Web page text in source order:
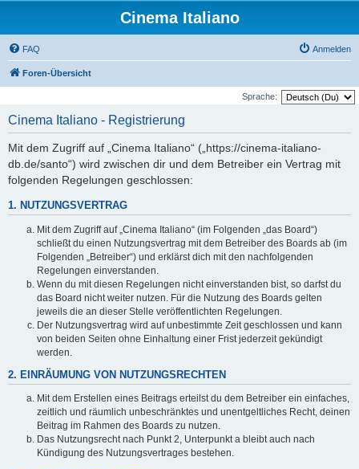
Cinema Italiano
FAQ Anmelden
Foren-Übersicht
Sprache:
Cinema Italiano - Registrierung
Mit dem Zugriff auf „Cinema Italiano“ („https://cinema-italiano-
db.de/santo“) wird zwischen dir und dem Betreiber ein Vertrag mit
folgenden Regelungen geschlossen:
1. NUTZUNGSVERTRAG
Mit dem Zugriff auf „Cinema Italiano“ (im Folgenden „das Board“)
schließt du einen Nutzungsvertrag mit dem Betreiber des Boards ab (im
Folgenden „Betreiber“) und erklärst dich mit den nachfolgenden
Regelungen einverstanden.
Wenn du mit diesen Regelungen nicht einverstanden bist, so darfst du
das Board nicht weiter nutzen. Für die Nutzung des Boards gelten
jeweils die an dieser Stelle veröffentlichten Regelungen.
Der Nutzungsvertrag wird auf unbestimmte Zeit geschlossen und kann
von beiden Seiten ohne Einhaltung einer Frist jederzeit gekündigt
werden.
2. EINRÄUMUNG VON NUTZUNGSRECHTEN
Mit dem Erstellen eines Beitrags erteilst du dem Betreiber ein einfaches,
zeitlich und räumlich unbeschränktes und unentgeltliches Recht, deinen
Beitrag im Rahmen des Boards zu nutzen.
Das Nutzungsrecht nach Punkt 2, Unterpunkt a bleibt auch nach
Kündigung des Nutzungsvertrages bestehen.